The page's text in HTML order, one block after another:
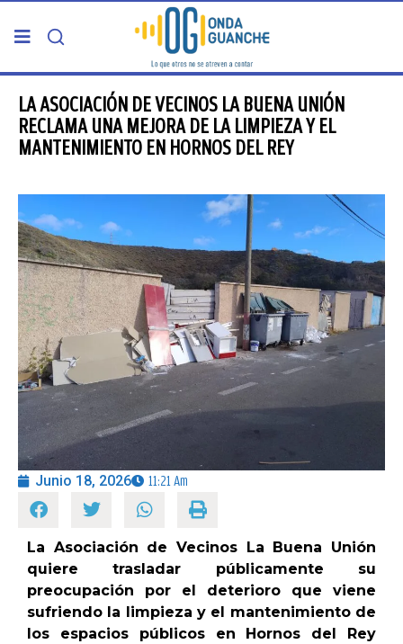
PORTADA
TELDE
GRAN CANARIA
CANARIAS
5ª COLUMNA
CARTAS DEL DIRECTOR
ENTREVISTAS
OPINIÓN
PROGRAMAS
LA ASOCIACIÓN DE VECINOS LA BUENA UNIÓN
RECLAMA UNA MEJORA DE LA LIMPIEZA Y EL
MANTENIMIENTO EN HORNOS DEL REY
Junio 18, 2026 11:21 Am
La Asociación de Vecinos La Buena Unión
quiere trasladar públicamente su
preocupación por el deterioro que viene
sufriendo la limpieza y el mantenimiento de
los espacios públicos en Hornos del Rey